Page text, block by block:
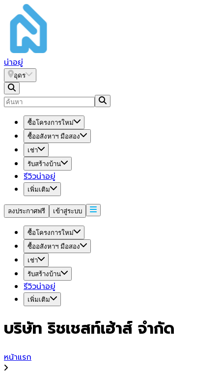
น่าอยู่
อุดร
ซื้อโครงการใหม่
ซื้ออสังหาฯ มือสอง
เช่า
รับสร้างบ้าน
รีวิวน่าอยู่
เพิ่มเติม
ลงประกาศฟรี เข้าสู่ระบบ
ซื้อโครงการใหม่
ซื้ออสังหาฯ มือสอง
เช่า
รับสร้างบ้าน
รีวิวน่าอยู่
เพิ่มเติม
บริษัท ริชเชสท์เฮ้าส์ จำกัด
หน้าแรก